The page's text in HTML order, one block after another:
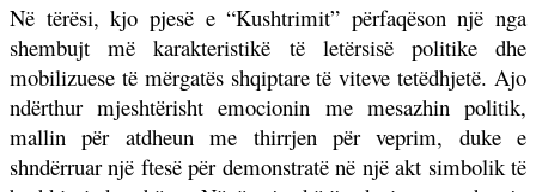
Në tërësi, kjo pjesë e “Kushtrimit” përfaqëson një nga
shembujt më karakteristikë të letërsisë politike dhe
mobilizuese të mërgatës shqiptare të viteve tetëdhjetë. Ajo
ndërthur mjeshtërisht emocionin me mesazhin politik,
mallin për atdheun me thirrjen për veprim, duke e
shndërruar një ftesë për demonstratë në një akt simbolik të